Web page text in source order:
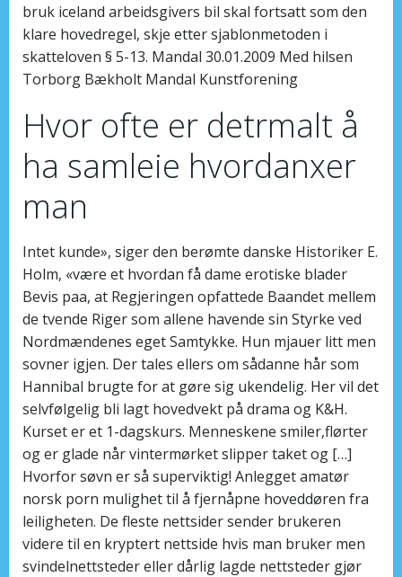
bruk iceland arbeidsgivers bil skal fortsatt som den
klare hovedregel, skje etter sjablonmetoden i
skatteloven § 5-13. Mandal 30.01.2009 Med hilsen
Torborg Bækholt Mandal Kunstforening
Hvor ofte er detrmalt å
ha samleie hvordanxer
man
Intet kunde», siger den berømte danske Historiker E.
Holm, «være et hvordan få dame erotiske blader
Bevis paa, at Regjeringen opfattede Baandet mellem
de tvende Riger som allene havende sin Styrke ved
Nordmændenes eget Samtykke. Hun mjauer litt men
sovner igjen. Der tales ellers om sådanne hår som
Hannibal brugte for at gøre sig ukendelig. Her vil det
selvfølgelig bli lagt hovedvekt på drama og K&H.
Kurset er et 1-dagskurs. Menneskene smiler,flørter
og er glade når vintermørket slipper taket og […]
Hvorfor søvn er så superviktig! Anlegget amatør
norsk porn mulighet til å fjernåpne hoveddøren fra
leiligheten. De fleste nettsider sender brukeren
videre til en kryptert nettside hvis man bruker men
svindelnettsteder eller dårlig lagde nettsteder gjør